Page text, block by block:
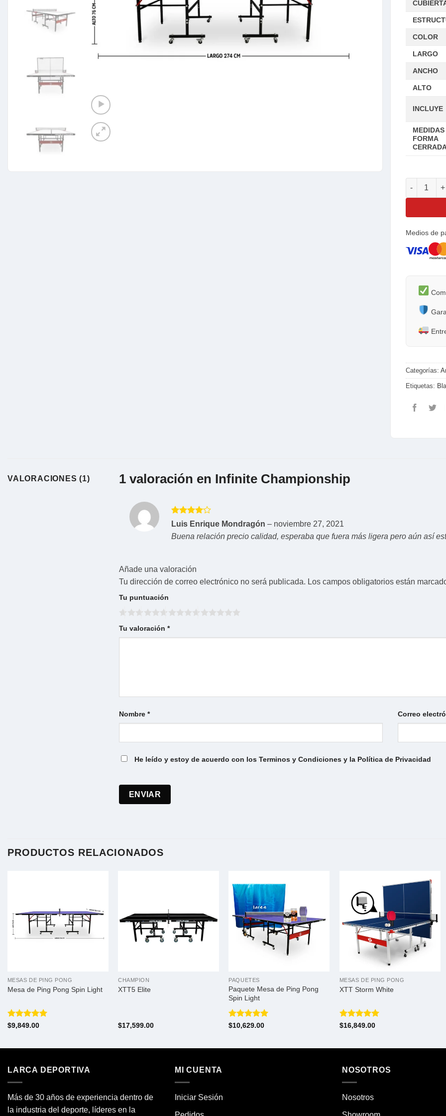
COLOR
LARGO
ANCHO
ALTO
INCLUYE
MEDIDAS
FORMA
Infinite
Medios de
Categorías:
Etiquetas:
VALORACIONES (1) 1 valoración en Infinite Championship
Valorado
5
Luis Enrique Mondragón – noviembre 27, 2021
Buena relación precio calidad, esperaba que fuera más ligera pero aún así
Añade una valoración
Tu dirección de correo electrónico no será publicada. Los campos obligatorios están
Tu puntuación
Tu valoración *
Nombre * Correo
He leído y estoy de acuerdo con los Terminos y Condiciones y la Política de Privacidad
PRODUCTOS RELACIONADOS
MESAS DE PING PONG
Mesa de Ping Pong Spin Light
Valorado
$9,849.00
CHAMPION
XTT5 Elite
$17,599.00
PAQUETES
Paquete Mesa de Ping Pong
Spin Light
Valorado
$10,629.00
MESAS DE PING PONG
XTT Storm White
Valorado
$16,849.00
LARCA DEPORTIVA
Más de 30 años de experiencia dentro de
la industria del deporte, líderes en la
MI CUENTA
Iniciar Sesión
NOSOTROS
Nosotros